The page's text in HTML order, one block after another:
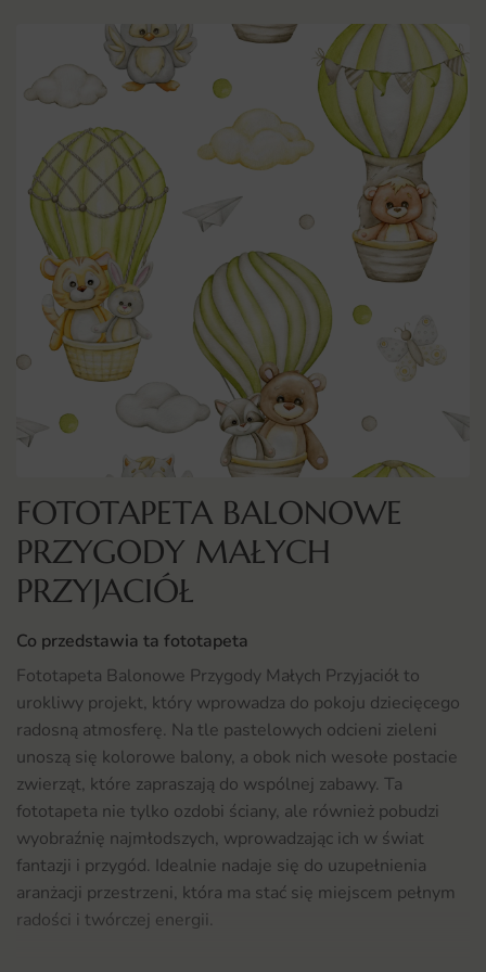
FOTOTAPETA BALONOWE
PRZYGODY MAŁYCH
PRZYJACIÓŁ
Co przedstawia ta fototapeta
Fototapeta Balonowe Przygody Małych Przyjaciół to
urokliwy projekt, który wprowadza do pokoju dziecięcego
radosną atmosferę. Na tle pastelowych odcieni zieleni
unoszą się kolorowe balony, a obok nich wesołe postacie
zwierząt, które zapraszają do wspólnej zabawy. Ta
fototapeta nie tylko ozdobi ściany, ale również pobudzi
wyobraźnię najmłodszych, wprowadzając ich w świat
fantazji i przygód. Idealnie nadaje się do uzupełnienia
aranżacji przestrzeni, która ma stać się miejscem pełnym
radości i twórczej energii.